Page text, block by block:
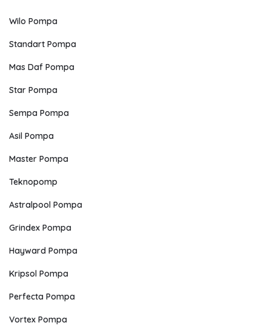
Wilo Pompa
Standart Pompa
Mas Daf Pompa
Star Pompa
Sempa Pompa
Asil Pompa
Master Pompa
Teknopomp
Astralpool Pompa
Grindex Pompa
Hayward Pompa
Kripsol Pompa
Perfecta Pompa
Vortex Pompa